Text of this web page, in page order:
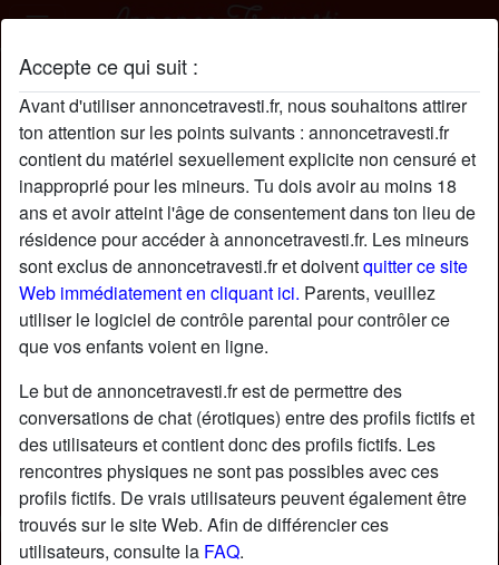
Accepte ce qui suit :
Avant d'utiliser annoncetravesti.fr, nous souhaitons attirer
ton attention sur les points suivants : annoncetravesti.fr
contient du matériel sexuellement explicite non censuré et
inapproprié pour les mineurs. Tu dois avoir au moins 18
ans et avoir atteint l'âge de consentement dans ton lieu de
résidence pour accéder à annoncetravesti.fr. Les mineurs
sont exclus de annoncetravesti.fr et doiventquitter ce site
Web immédiatement en cliquant ici. Parents, veuillez
utiliser le logiciel de contrôle parental pour contrôler ce
que vos enfants voient en ligne.
Le but de annoncetravesti.fr est de permettre des
conversations de chat (érotiques) entre des profils fictifs et
des utilisateurs et contient donc des profils fictifs. Les
rencontres physiques ne sont pas possibles avec ces
profils fictifs. De vrais utilisateurs peuvent également être
trouvés sur le site Web. Afin de différencier ces
utilisateurs, consulte la FAQ.
Karine217 profil
starAjouter chatDiscuter !